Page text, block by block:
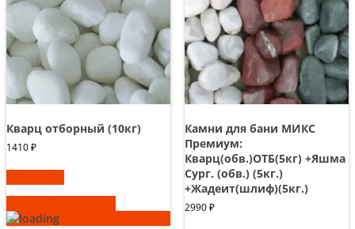
Кварц отборный (10кг)
1410₽
Камни для бани МИКС
Премиум:
Кварц(обв.)ОТБ(5кг) +Яшма
Сург. (обв.) (5кг.)
+Жадеит(шлиф)(5кг.)
2990₽